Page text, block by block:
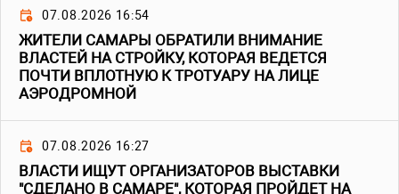
07.08.2026 16:54
ЖИТЕЛИ САМАРЫ ОБРАТИЛИ ВНИМАНИЕ
ВЛАСТЕЙ НА СТРОЙКУ, КОТОРАЯ ВЕДЕТСЯ
ПОЧТИ ВПЛОТНУЮ К ТРОТУАРУ НА ЛИЦЕ
АЭРОДРОМНОЙ
07.08.2026 16:27
ВЛАСТИ ИЩУТ ОРГАНИЗАТОРОВ ВЫСТАВКИ
"СДЕЛАНО В САМАРЕ", КОТОРАЯ ПРОЙДЕТ НА